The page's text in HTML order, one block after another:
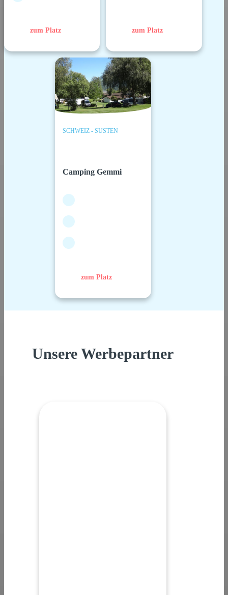
zum Platz zum Platz
SCHWEIZ - SUSTEN
Camping Gemmi
zum Platz
Unsere Werbepartner